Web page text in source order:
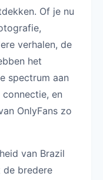
Of je nu
verhalen, de
het
spectrum aan
en
OnlyFans zo
van Brazil
de bredere